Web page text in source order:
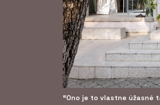
“Ono je to vlastne úžasné